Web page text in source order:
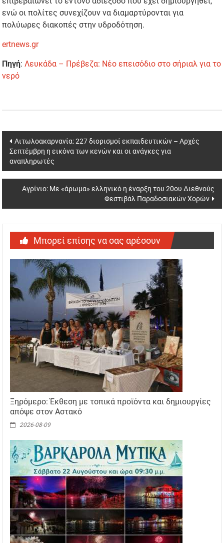
ενώ οι πολίτες συνεχίζουν να διαμαρτύρονται για
πολύωρες διακοπές στην υδροδότηση.
ertnews.gr
Πηγή: Λευκάδα – Πρέβεζα: Νέο επεισόδιο στο σήριαλ για το
νερό
Post
navigation
Αιτωλοακαρνανία: 227 διορισμοί εκπαιδευτικών – Αρχές
Σεπτέμβρη η εικόνα των κενών και οι ανάγκες για
αναπληρωτές
Αγρίνιο: Με «άρωμα» ελληνικό η έναρξη του 20ου Διεθνούς
Φεστιβάλ Παραδοσιακών Χορών
Μπορεί επίσης να σας αρέσουν
Ξηρόμερο: Έκθεση με τοπικά προϊόντα και δημιουργίες
απόψε στον Αστακό
2026-08-09